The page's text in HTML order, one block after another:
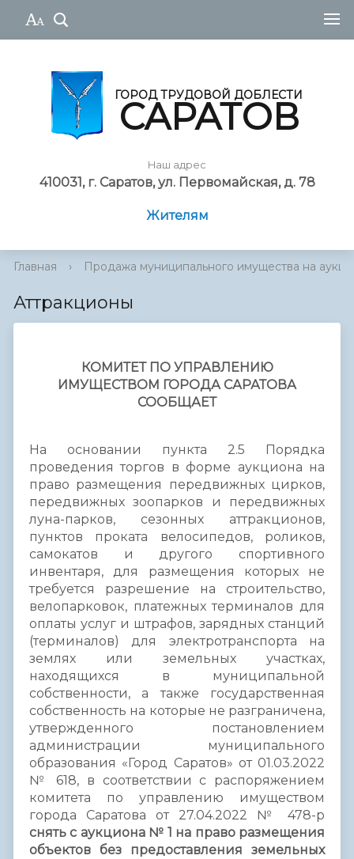
ГОРОД ТРУДОВОЙ ДОБЛЕСТИ
САРАТОВ
Наш адрес
410031, г. Саратов, ул. Первомайская, д. 78
Жителям
Главная › Продажа муниципального имущества на аукц...
Аттракционы
КОМИТЕТ ПО УПРАВЛЕНИЮ
ИМУЩЕСТВОМ ГОРОДА САРАТОВА
СООБЩАЕТ
На основании пункта 2.5 Порядка
проведения торгов в форме аукциона на
право размещения передвижных цирков,
передвижных зоопарков и передвижных
луна-парков, сезонных аттракционов,
пунктов проката велосипедов, роликов,
самокатов и другого спортивного
инвентаря, для размещения которых не
требуется разрешение на строительство,
велопарковок, платежных терминалов для
оплаты услуг и штрафов, зарядных станций
(терминалов) для электротранспорта на
землях или земельных участках,
находящихся в муниципальной
собственности, а также государственная
собственность на которые не разграничена,
утвержденного постановлением
администрации муниципального
образования «Город Саратов» от 01.03.2022
№ 618, в соответствии с распоряжением
комитета по управлению имуществом
города Саратова от 27.04.2022 № 478-р
снять с аукциона № 1 на право размещения
объектов без предоставления земельных